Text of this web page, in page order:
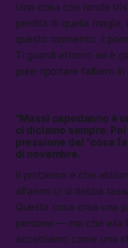
Una cosa che rende
perdita di quella
questo momento: il
Ti guardi attorno ed è
pure riportare l’albero
“Massì capodanno è
ci diciamo sempre.
pressione del “cosa
di novembre.
Il problema è che
all’anno ci si debba
Questa cosa crea una
persone — ma che alla
accettiamo come una